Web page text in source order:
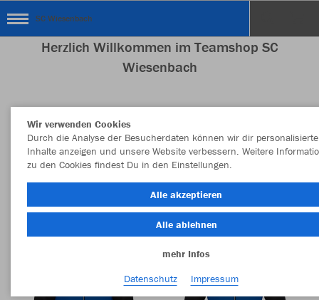
SC Wiesenbach
Herzlich Willkommen im Teamshop SC
Wiesenbach
Nachhaltig Farbe
Wir verwenden Cookies
Durch die Analyse der Besucherdaten können wir dir personalisierte
Inhalte anzeigen und unsere Website verbessern. Weitere
zu den Cookies findest Du in den Einstellungen.
Alle akzeptieren
Alle ablehnen
mehr Infos
Datenschutz
Impressum